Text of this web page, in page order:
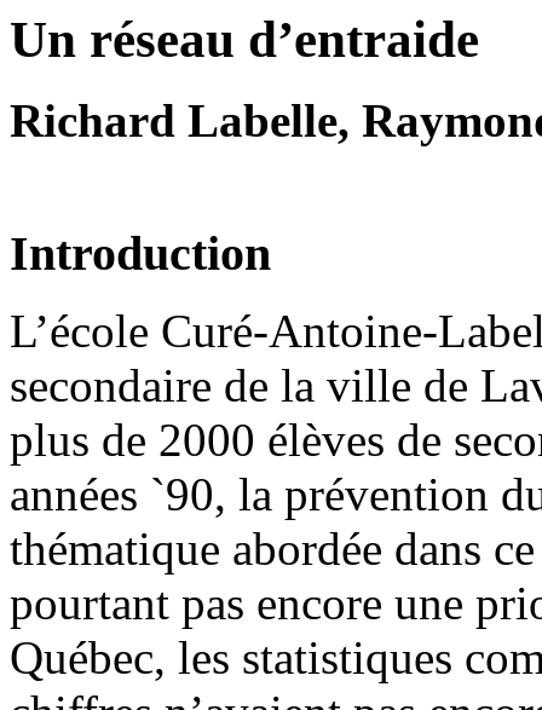
Un réseau d’entraide
Richard Labelle,
Introduction
L’école Curé-Antoine-
secondaire de la ville de
plus de 2000 élèves de
années `90, la prévention
thématique abordée dans
pourtant pas encore une
Québec, les statistiques